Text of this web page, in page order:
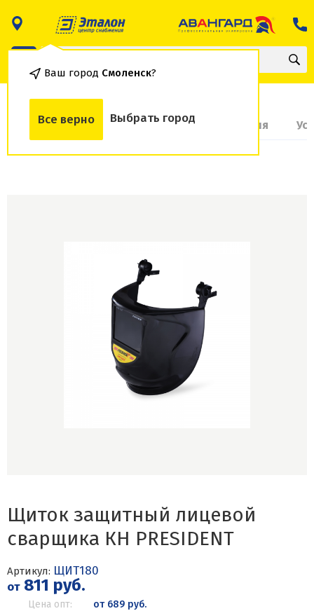
Ваш город Смоленск?
Все верно Выбрать город
О товаре Доставка и оплата Гарантия
Щиток защитный лицевой
сварщика КН PRESIDENT
Артикул: ЩИТ180
от811 руб.
Цена опт:
от 689 руб.